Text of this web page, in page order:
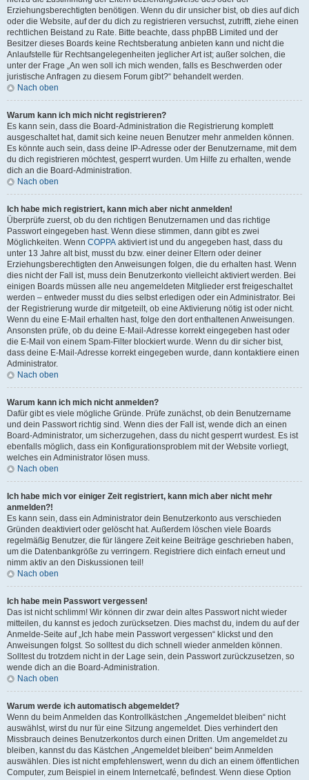
Erziehungsberechtigten benötigen. Wenn du dir unsicher bist, ob dies auf dich
oder die Website, auf der du dich zu registrieren versuchst, zutrifft, ziehe einen
rechtlichen Beistand zu Rate. Bitte beachte, dass phpBB Limited und der
Besitzer dieses Boards keine Rechtsberatung anbieten kann und nicht die
Anlaufstelle für Rechtsangelegenheiten jeglicher Art ist; außer solchen, die
unter der Frage „An wen soll ich mich wenden, falls es Beschwerden oder
juristische Anfragen zu diesem Forum gibt?“ behandelt werden.
Nach oben
Warum kann ich mich nicht registrieren?
Es kann sein, dass die Board-Administration die Registrierung komplett
ausgeschaltet hat, damit sich keine neuen Benutzer mehr anmelden können.
Es könnte auch sein, dass deine IP-Adresse oder der Benutzername, mit dem
du dich registrieren möchtest, gesperrt wurden. Um Hilfe zu erhalten, wende
dich an die Board-Administration.
Nach oben
Ich habe mich registriert, kann mich aber nicht anmelden!
Überprüfe zuerst, ob du den richtigen Benutzernamen und das richtige
Passwort eingegeben hast. Wenn diese stimmen, dann gibt es zwei
Möglichkeiten. Wenn COPPA aktiviert ist und du angegeben hast, dass du
unter 13 Jahre alt bist, musst du bzw. einer deiner Eltern oder deiner
Erziehungsberechtigten den Anweisungen folgen, die du erhalten hast. Wenn
dies nicht der Fall ist, muss dein Benutzerkonto vielleicht aktiviert werden. Bei
einigen Boards müssen alle neu angemeldeten Mitglieder erst freigeschaltet
werden – entweder musst du dies selbst erledigen oder ein Administrator. Bei
der Registrierung wurde dir mitgeteilt, ob eine Aktivierung nötig ist oder nicht.
Wenn du eine E-Mail erhalten hast, folge den dort enthaltenen Anweisungen.
Ansonsten prüfe, ob du deine E-Mail-Adresse korrekt eingegeben hast oder
die E-Mail von einem Spam-Filter blockiert wurde. Wenn du dir sicher bist,
dass deine E-Mail-Adresse korrekt eingegeben wurde, dann kontaktiere einen
Administrator.
Nach oben
Warum kann ich mich nicht anmelden?
Dafür gibt es viele mögliche Gründe. Prüfe zunächst, ob dein Benutzername
und dein Passwort richtig sind. Wenn dies der Fall ist, wende dich an einen
Board-Administrator, um sicherzugehen, dass du nicht gesperrt wurdest. Es ist
ebenfalls möglich, dass ein Konfigurationsproblem mit der Website vorliegt,
welches ein Administrator lösen muss.
Nach oben
Ich habe mich vor einiger Zeit registriert, kann mich aber nicht mehr
anmelden?!
Es kann sein, dass ein Administrator dein Benutzerkonto aus verschieden
Gründen deaktiviert oder gelöscht hat. Außerdem löschen viele Boards
regelmäßig Benutzer, die für längere Zeit keine Beiträge geschrieben haben,
um die Datenbankgröße zu verringern. Registriere dich einfach erneut und
nimm aktiv an den Diskussionen teil!
Nach oben
Ich habe mein Passwort vergessen!
Das ist nicht schlimm! Wir können dir zwar dein altes Passwort nicht wieder
mitteilen, du kannst es jedoch zurücksetzen. Dies machst du, indem du auf der
Anmelde-Seite auf „Ich habe mein Passwort vergessen“ klickst und den
Anweisungen folgst. So solltest du dich schnell wieder anmelden können.
Solltest du trotzdem nicht in der Lage sein, dein Passwort zurückzusetzen, so
wende dich an die Board-Administration.
Nach oben
Warum werde ich automatisch abgemeldet?
Wenn du beim Anmelden das Kontrollkästchen „Angemeldet bleiben“ nicht
auswählst, wirst du nur für eine Sitzung angemeldet. Dies verhindert den
Missbrauch deines Benutzerkontos durch einen Dritten. Um angemeldet zu
bleiben, kannst du das Kästchen „Angemeldet bleiben“ beim Anmelden
auswählen. Dies ist nicht empfehlenswert, wenn du dich an einem öffentlichen
Computer, zum Beispiel in einem Internetcafé, befindest. Wenn diese Option